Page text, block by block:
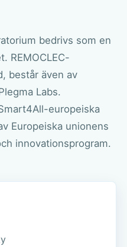
bedrivs som en
REMOCLEC-
består även av
Labs.
europeiska
Europeiska unionens
innovationsprogram.